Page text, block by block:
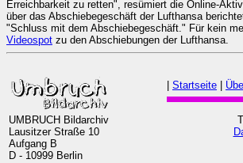
Erreichbarkeit zu retten", resümiert die Online-
über das Abschiebegeschäft der Lufthansa
"Schluss mit dem Abschiebegeschäft." Für kein
Videospot zu den Abschiebungen der Lufthansa.
Startseite
UMBRUCH Bildarchiv
Lausitzer Straße 10
Aufgang B
D - 10999 Berlin